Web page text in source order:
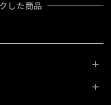
した商品